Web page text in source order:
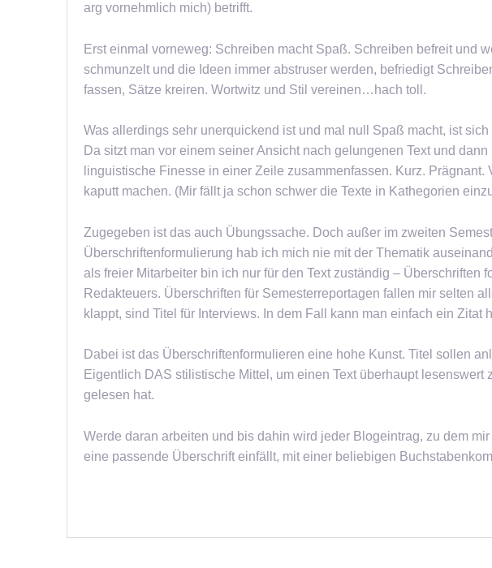
arg vornehmlich mich) betrifft.
Erst einmal vorneweg: Schreiben macht Spaß. Schreiben befreit und
schmunzelt und die Ideen immer abstruser werden, befriedigt
fassen, Sätze kreiren. Wortwitz und Stil vereinen…hach toll.
Was allerdings sehr unerquickend ist und mal null Spaß macht, ist
Da sitzt man vor einem seiner Ansicht nach gelungenen Text und
linguistische Finesse in einer Zeile zusammenfassen. Kurz. Prägnant.
kaputt machen. (Mir fällt ja schon schwer die Texte in Kathegorien
Zugegeben ist das auch Übungssache. Doch außer im zweiten
Überschriftenformulierung hab ich mich nie mit der Thematik
als freier Mitarbeiter bin ich nur für den Text zuständig – Überschriften
Redakteuers. Überschriften für Semesterreportagen fallen mir selten
klappt, sind Titel für Interviews. In dem Fall kann man einfach ein Zitat
Dabei ist das Überschriftenformulieren eine hohe Kunst. Titel sollen
Eigentlich DAS stilistische Mittel, um einen Text überhaupt lesenswert
gelesen hat.
Werde daran arbeiten und bis dahin wird jeder Blogeintrag, zu dem
eine passende Überschrift einfällt, mit einer beliebigen